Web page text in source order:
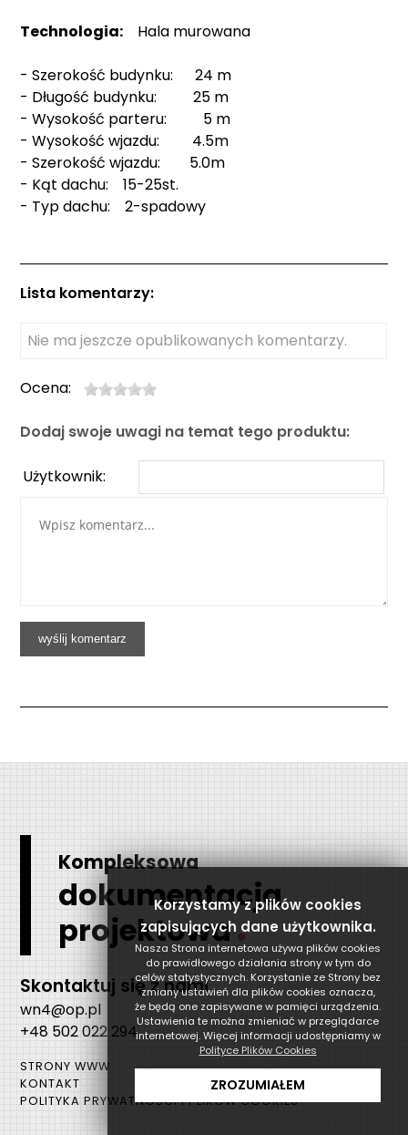
Technologia: Hala murowana
- Szerokość budynku: 24 m
- Długość budynku: 25 m
- Wysokość parteru: 5 m
- Wysokość wjazdu: 4.5m
- Szerokość wjazdu: 5.0m
- Kąt dachu: 15-25st.
- Typ dachu: 2-spadowy
Lista komentarzy:
Nie ma jeszcze opublikowanych komentarzy.
Ocena:
Dodaj swoje uwagi na temat tego produktu:
Użytkownik:
Kompleksowa
dokumentacja
projektowa.
Skontaktuj się z nami
wn4@op.pl
+48 502 022 294
STRONY WWW
KONTAKT
POLITYKA PRYWATNOŚCI I PLIKÓW COOKIES
Korzystamy z plików cookies
zapisujących dane użytkownika.
Nasza Strona internetowa używa plików cookies
do prawidłowego działania strony w tym do
celów statystycznych. Korzystanie ze Strony bez
zmiany ustawień dla plików cookies oznacza,
że będą one zapisywane w pamięci urządzenia.
Ustawienia te można zmieniać w przeglądarce
internetowej. Więcej informacji udostępniamy w
Polityce Plików Cookies
ZROZUMIAŁEM